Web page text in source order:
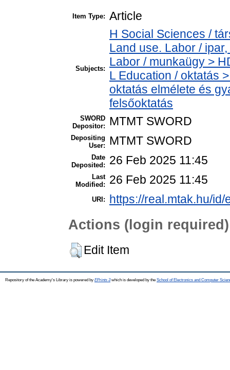
Item Type: Article
Subjects:
H Social Sciences /
Land use. Labor /
Labor / munkaügy >
L Education / oktatás
oktatás elmélete és
felsőoktatás
SWORD
Depositor:
MTMT SWORD
Depositing
User:
MTMT SWORD
Date
Deposited:
26 Feb 2025 11:45
Last
Modified:
26 Feb 2025 11:45
URI: https://real.mtak.hu/id/
Actions (login required)
Edit Item
Repository of the Academy's Library is powered by EPrints 3which is developed by the School of Electronics and Computer